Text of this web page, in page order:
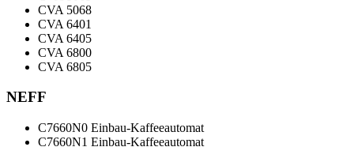
CVA 5068
CVA 6401
CVA 6405
CVA 6800
CVA 6805
NEFF
C7660N0 Einbau-Kaffeeautomat
C7660N1 Einbau-Kaffeeautomat